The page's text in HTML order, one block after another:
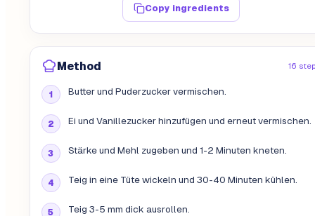
Copy ingredients
Method 16
Butter und Puderzucker vermischen.
Ei und Vanillezucker hinzufügen und erneut vermischen.
Stärke und Mehl zugeben und 1-2 Minuten kneten.
Teig in eine Tüte wickeln und 30-40 Minuten kühlen.
Teig 3-5 mm dick ausrollen.